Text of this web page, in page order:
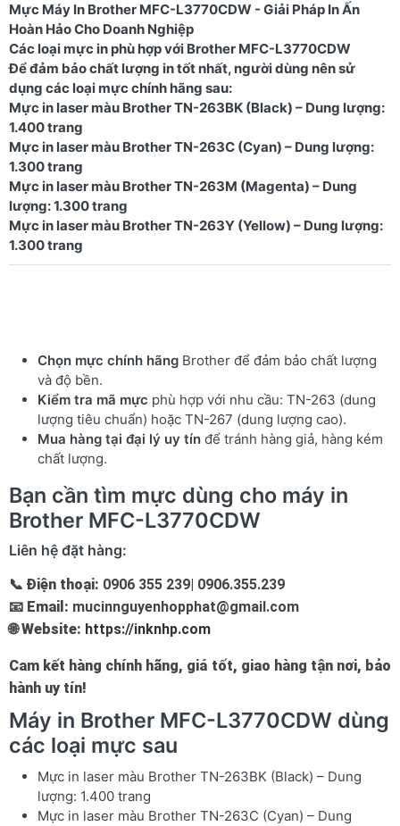
Mực Máy In Brother MFC-L3770CDW - Giải Pháp In Ấn
Hoàn Hảo Cho Doanh Nghiệp
Các loại mực in phù hợp với Brother MFC-L3770CDW
Để đảm bảo chất lượng in tốt nhất, người dùng nên sử
dụng các loại mực chính hãng sau:
Mực in laser màu Brother TN-263BK (Black) – Dung lượng:
1.400 trang
Mực in laser màu Brother TN-263C (Cyan) – Dung lượng:
1.300 trang
Mực in laser màu Brother TN-263M (Magenta) – Dung
lượng: 1.300 trang
Mực in laser màu Brother TN-263Y (Yellow) – Dung lượng:
Chọn mực chính hãng Brother để đảm bảo chất lượng
và độ bền.
Kiểm tra mã mực phù hợp với nhu cầu: TN-263 (dung
lượng tiêu chuẩn) hoặc TN-267 (dung lượng cao).
Mua hàng tại đại lý uy tín để tránh hàng giả, hàng kém
chất lượng.
Bạn cần tìm mực dùng cho máy in
Brother MFC-L3770CDW
Liên hệ đặt hàng:
📞 Điện thoại: 0906 355 239| 0906.355.239
📧 Email: mucinnguyenhopphat@gmail.com
🌐Website: https://inknhp.com
Cam kết hàng chính hãng, giá tốt, giao hàng tận nơi, bảo
hành uy tín!
Máy in Brother MFC-L3770CDW dùng
các loại mực sau
Mực in laser màu Brother TN-263BK (Black) – Dung
lượng: 1.400 trang
Mực in laser màu Brother TN-263C (Cyan) – Dung